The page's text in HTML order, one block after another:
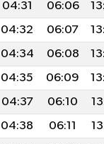
04:31 06:06
04:32 06:07
04:34 06:08
04:35 06:09
04:37 06:10
04:38 06:11